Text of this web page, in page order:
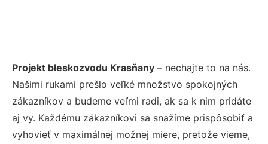
Projekt bleskozvodu Krasňany – nechajte to na nás.
Našimi rukami prešlo veľké množstvo spokojných
zákazníkov a budeme veľmi radi, ak sa k nim pridáte
aj vy. Každému zákazníkovi sa snažíme prispôsobiť a
vyhovieť v maximálnej možnej miere, pretože vieme,